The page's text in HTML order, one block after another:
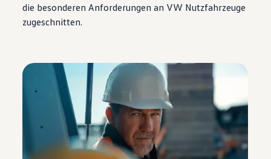
die besonderen Anforderungen an VW Nutzfahrzeuge
zugeschnitten.